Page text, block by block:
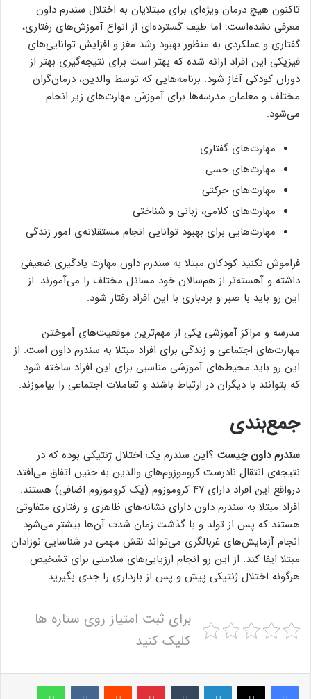
تاکنون هیچ درمان ویژه‌ای برای مبتلایان به اختلال سندرم داون
معرفی نشده‌است. اما طیف گسترده‌ای از انواع آموزش‌های رفتاری،
گفتاری و عملکردی به منظور بهبود رشد مغز و افزایش توانایی‌های
فیزیکی این افراد ارائه شده که بهتر است برای نتیجه‌گیری بهتر از
دوران کودکی آغاز شود. برنامه‌هایی که توسط والدین، درمان‌گران
مختلف و معلمان مدرسه‌ها برای آموزش مهارت‌های زیر انجام
می‌شود:
مهارت‌های گفتاری
مهارت‌های حسی
مهارت‌های حرکتی
مهارت‌های کلامی، زبانی و شناختی
مهارت‌هایی برای بهبود توانایی انجام مستقلانه‌ی امور زندگی
فراموش نکنید کودکان مبتلا به سندرم داون مهارت یادگیری ضعیفی
داشته و آهسته‌تر از هم‌سالان خود مسائل مختلف را می‌آموزند. از
این رو باید با صبر و بردباری با این افراد رفتار شود.
مدرسه و مراکز آموزشی یکی از مهم‌ترین موقعیت‌های آموختن
مهارت‌های اجتماعی و زندگی برای افراد مبتلا به سندرم داون است. از
این رو باید محیط‌های آموزشی مناسبی برای این افراد ساخته شود
که بتوانند با دیگران در ارتباط باشند و تعاملات اجتماعی را بیاموزند.
جمع‌بندی
سندرم داون چیست ؟این سندرم یک اختلال ژنتیکی بوده که در
نتیجه‌ی انتقال نادرست کروموزوم‌های والدین به جنین اتفاق می‌افتد.
درواقع این افراد دارای ۴۷ کروموزوم (یک کروموزوم اضافی) هستند.
افراد مبتلا به سندرم داون دارای نشانه‌های ظاهری و رفتاری متفاوتی
هستند که پس از تولد و با گذشت زمان شدت آن‌ها بیشتر می‌شود.
انجام آزمایش‌های غربالگری می‌تواند نقش مهمی در شناسایی نوزادان
مبتلا ایفا کند. از این رو انجام ارزیابی‌های سلامتی برای تشخیص
هرگونه اختلال ژنتیکی پیش و پس از بارداری را جدی بگیرید.
برای ثبت امتیاز روی ستاره ها
کلیک کنید
لینکدین ‫تامبلر پینترست‫رددیت ‫VKontakteواتس آپ